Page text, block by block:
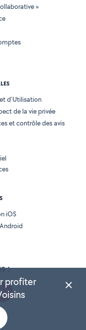
:
»
d'Utilisation
de la vie privée
et contrôle des avis
iOS
profiter